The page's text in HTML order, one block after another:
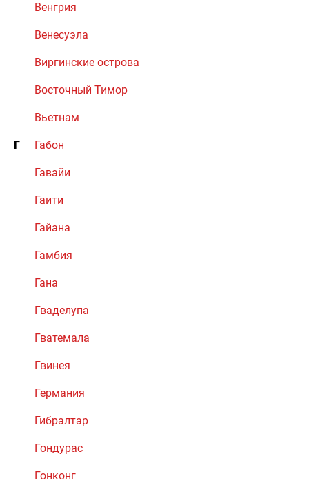
Венгрия
Венесуэла
Виргинские острова
Восточный Тимор
Вьетнам
Г Габон
Гавайи
Гаити
Гайана
Гамбия
Гана
Гваделупа
Гватемала
Гвинея
Германия
Гибралтар
Гондурас
Гонконг